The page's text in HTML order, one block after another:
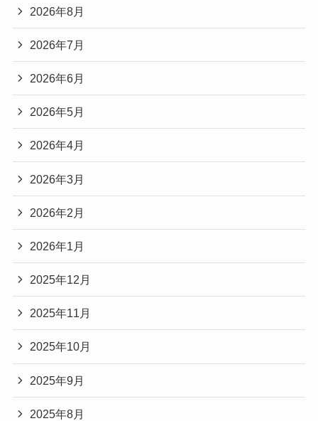
2026年8月
2026年7月
2026年6月
2026年5月
2026年4月
2026年3月
2026年2月
2026年1月
2025年12月
2025年11月
2025年10月
2025年9月
2025年8月